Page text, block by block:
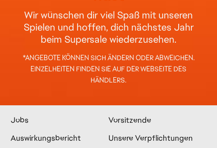
*ANGEBOTE KÖNNEN SICH ÄNDERN ODER ABWEICHEN.
EINZELHEITEN FINDEN SIE AUF DER WEBSEITE DES
HÄNDLERS.